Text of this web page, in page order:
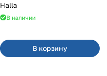
Halla
В наличии
В корзину